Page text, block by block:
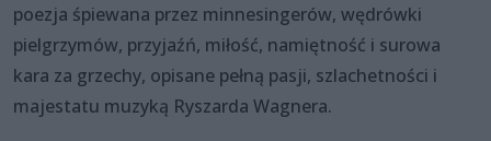
poezja śpiewana przez minnesingerów, wędrówki
pielgrzymów, przyjaźń, miłość, namiętność i surowa
kara za grzechy, opisane pełną pasji, szlachetności i
majestatu muzyką Ryszarda Wagnera.